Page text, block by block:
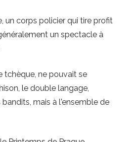
un corps policier qui tire profit
un spectacle à
tchèque, ne pouvait se
le double langage,
mais à l'ensemble de